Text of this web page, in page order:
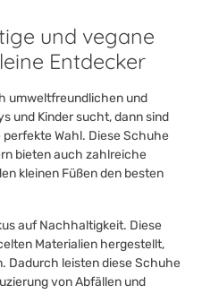
und vegane
Entdecker
umweltfreundlichen und
und Kinder sucht, dann sind
Wahl. Diese Schuhe
bieten auch zahlreiche
kleinen Füßen den besten
auf Nachhaltigkeit. Diese
Materialien hergestellt,
Dadurch leisten diese Schuhe
von Abfällen und